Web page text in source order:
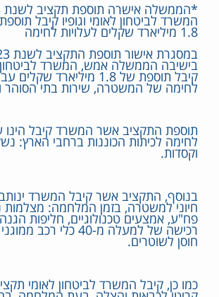
המשרד לביטחון לאומי וגופיו קיבל
1.8 מיליארד שקלים לעלויות לחימה
בישיבה הממשלה אמש, המשרד לביטחון
קיבל תוספת של 1.8 מיליארד
לחימה של המשטרה, שירות בתי הסוהר
תוספת התקציב אשר המשרד קיבל הינו
לחימה לכיתות הכוננות ברחבי הארץ:
וקסדות.
בנוסף, התקציב אשר קיבל המשרד
חיוני למשטרה, בזמן המלחמה: מצלמות
פח"ע, אמצעים טכנולוגיים, חליפות
רכישה של למעלה מ-40 כלי
חוסן לשוטרים.
כמו כן, קיבל המשרד לביטחון לאומי